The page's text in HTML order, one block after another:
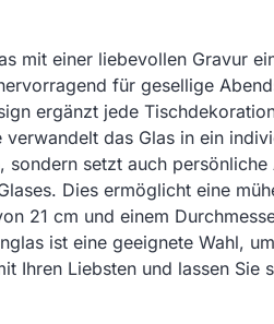
mit einer liebevollen Gravur
für gesellige
ergänzt jede
das Glas in ein
sondern setzt auch
Dies ermöglicht eine
21 cm und einem
ist eine geeignete Wahl,
Ihren Liebsten und lassen